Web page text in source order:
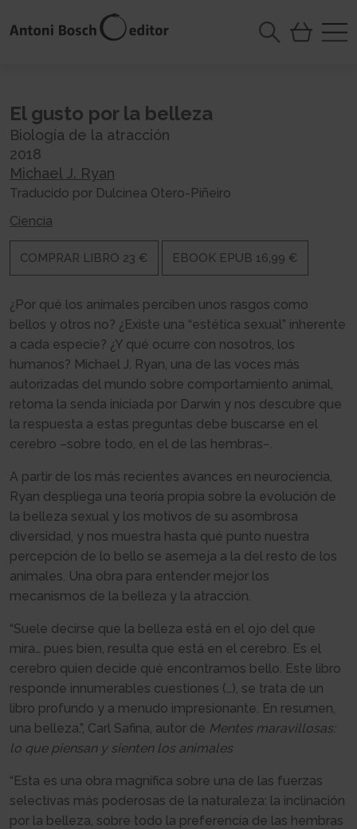
El gusto por la belleza
Biología de la atracción
2018
Michael J. Ryan
Traducido por Dulcinea Otero-Piñeiro
Ciencia
COMPRAR LIBRO 23 € EBOOK EPUB 16,99 €
¿Por qué los animales perciben unos rasgos como
bellos y otros no? ¿Existe una “estética sexual” inherente
a cada especie? ¿Y qué ocurre con nosotros, los
humanos? Michael J. Ryan, una de las voces más
autorizadas del mundo sobre comportamiento animal,
retoma la senda iniciada por Darwin y nos descubre que
la respuesta a estas preguntas debe buscarse en el
cerebro –sobre todo, en el de las hembras−.
A partir de los más recientes avances en neurociencia,
Ryan despliega una teoría propia sobre la evolución de
la belleza sexual y los motivos de su asombrosa
diversidad, y nos muestra hasta qué punto nuestra
percepción de lo bello se asemeja a la del resto de los
animales. Una obra para entender mejor los
mecanismos de la belleza y la atracción.
“Suele decirse que la belleza está en el ojo del que
mira… pues bien, resulta que está en el cerebro. Es el
cerebro quien decide qué encontramos bello. Este libro
responde innumerables cuestiones (…), se trata de un
libro profundo y a menudo impresionante. En resumen,
una belleza.”, Carl Safina, autor de Mentes maravillosas:
lo que piensan y sienten los animales
“Esta es una obra magnífica sobre una de las fuerzas
selectivas más poderosas de la naturaleza: la inclinación
por la belleza, sobre todo la preferencia de las hembras